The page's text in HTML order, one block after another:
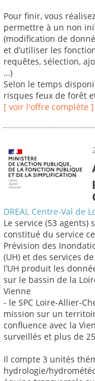
Pour finir, vous
permettre à un non
(modification de
et d’utiliser les
requêtes, sélection,
…)
Selon le temps
risques feux de forêt
[ voir l'offre complète ]
DREAL Centre-Val de
Le service (53 agents)
constitué du service
Prévision des
(UH) et des services
l’UH produit les
sur le bassin de la
Vienne
- le SPC Loire-Allier-
mission sur un
confluence avec la
surveillés et plus de
Il compte 3 unités
hydrologie/